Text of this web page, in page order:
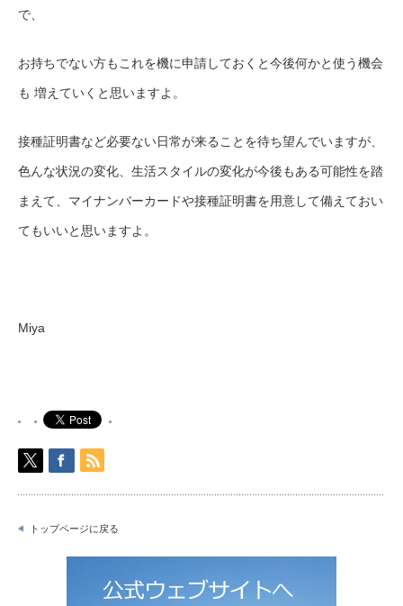
で、
お持ちでない方もこれを機に申請しておくと今後何かと使う機会
も 増えていくと思いますよ。
接種証明書など必要ない日常が来ることを待ち望んでいますが、
色んな状況の変化、生活スタイルの変化が今後もある可能性を踏
まえて、マイナンバーカードや接種証明書を用意して備えておい
てもいいと思いますよ。
Miya
トップページに戻る